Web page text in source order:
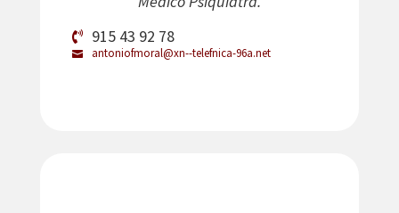
915 43 92 78
antoniofmoral@xn--telefnica-96a.net